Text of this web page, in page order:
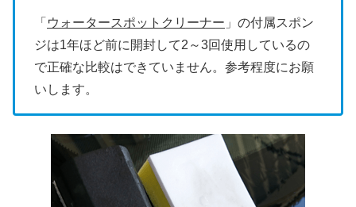
「 ウォータースポットクリーナー 」の付属スポン
ジは1年ほど前に開封して2～3回使用しているの
で正確な比較はできていません。参考程度にお願
いします。